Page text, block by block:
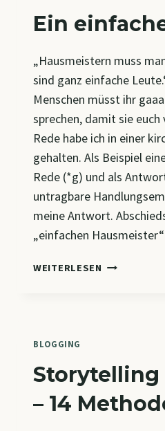
Ein
„Hausmeistern muss
sind ganz einfache
Menschen müsst ihr
sprechen, damit sie euch
Rede habe ich in einer
gehalten. Als Beispiel
Rede (*g) und als
untragbare
meine Antwort.
„einfachen
WEITERLESEN EIN
BLOGGING
Storytelling
– 14